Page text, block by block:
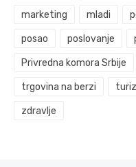
marketing mladi
posao poslovanje
Privredna komora Srbije
trgovina na berzi
zdravlje